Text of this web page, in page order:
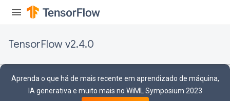
TensorFlow v2.4.0
Aprenda o que há de mais recente em aprendizado de máquina,
IA generativa e muito mais no WiML Symposium 2023